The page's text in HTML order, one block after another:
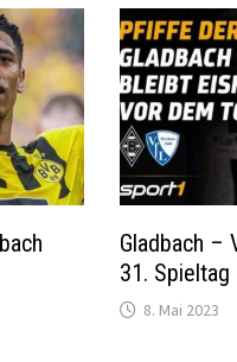
Gladbach –
31. Spieltag
8. Mai 2023